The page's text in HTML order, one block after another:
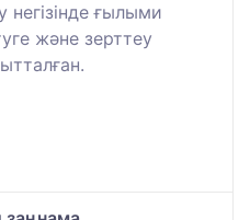
ғылыми
және зерттеу